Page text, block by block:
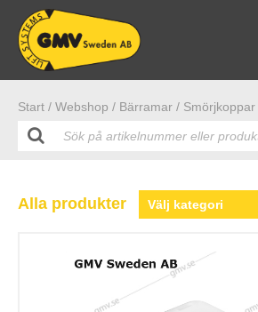
Start / Webshop / Bärramar / Smörjkoppar
Alla produkter